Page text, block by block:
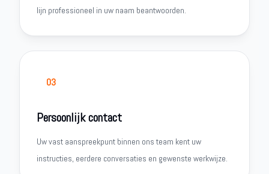
lijn professioneel in uw naam beantwoorden.
03
Persoonlijk contact
Uw vast aanspreekpunt binnen ons team kent uw
instructies, eerdere conversaties en gewenste werkwijze.